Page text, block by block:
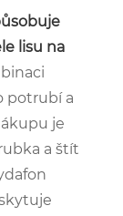
lisu na
potrubí a
je
a štít